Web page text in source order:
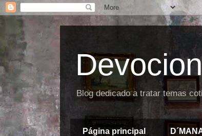
Blog dedicado a tratar temas
Página principal